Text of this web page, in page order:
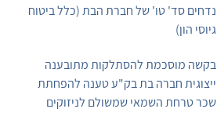
נדחים סד' טו' של חברת הבת (כלל ביטוח
גיוסי הון)
בקשה מוסכמת להסתלקות מתובענה
ייצוגית חברה בת בק"ע טענה להפחתת
שכר טרחת השמאי שמשולם לניזוקים